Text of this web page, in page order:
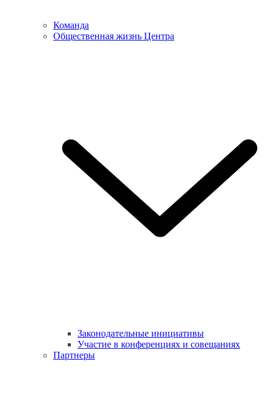
Команда
Общественная жизнь Центра
Законодательные инициативы
Участие в конференциях и совещаниях
Партнеры